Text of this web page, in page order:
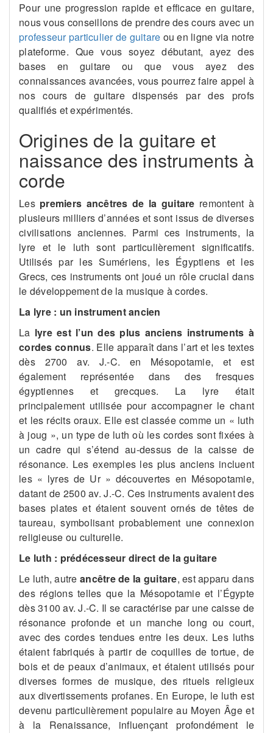
Pour une progression rapide et efficace en guitare,
nous vous conseillons de prendre des cours avec un
professeur particulier de guitare ou en ligne via notre
plateforme. Que vous soyez débutant, ayez des
bases en guitare ou que vous ayez des
connaissances avancées, vous pourrez faire appel à
nos cours de guitare dispensés par des profs
qualifiés et expérimentés.
Origines de la guitare et
naissance des instruments à
corde
Les premiers ancêtres de la guitare remontent à
plusieurs milliers d’années et sont issus de diverses
civilisations anciennes. Parmi ces instruments, la
lyre et le luth sont particulièrement significatifs.
Utilisés par les Sumériens, les Égyptiens et les
Grecs, ces instruments ont joué un rôle crucial dans
le développement de la musique à cordes.
La lyre : un instrument ancien
La lyre est l’un des plus anciens instruments à
cordes connus. Elle apparaît dans l’art et les textes
dès 2700 av. J.-C. en Mésopotamie, et est
également représentée dans des fresques
égyptiennes et grecques. La lyre était
principalement utilisée pour accompagner le chant
et les récits oraux. Elle est classée comme un « luth
à joug », un type de luth où les cordes sont fixées à
un cadre qui s’étend au-dessus de la caisse de
résonance. Les exemples les plus anciens incluent
les « lyres de Ur » découvertes en Mésopotamie,
datant de 2500 av. J.-C. Ces instruments avaient des
bases plates et étaient souvent ornés de têtes de
taureau, symbolisant probablement une connexion
religieuse ou culturelle​​.
Le luth : prédécesseur direct de la guitare
Le luth, autre ancêtre de la guitare, est apparu dans
des régions telles que la Mésopotamie et l’Égypte
dès 3100 av. J.-C. Il se caractérise par une caisse de
résonance profonde et un manche long ou court,
avec des cordes tendues entre les deux. Les luths
étaient fabriqués à partir de coquilles de tortue, de
bois et de peaux d’animaux, et étaient utilisés pour
diverses formes de musique, des rituels religieux
aux divertissements profanes. En Europe, le luth est
devenu particulièrement populaire au Moyen Âge et
à la Renaissance, influençant profondément le